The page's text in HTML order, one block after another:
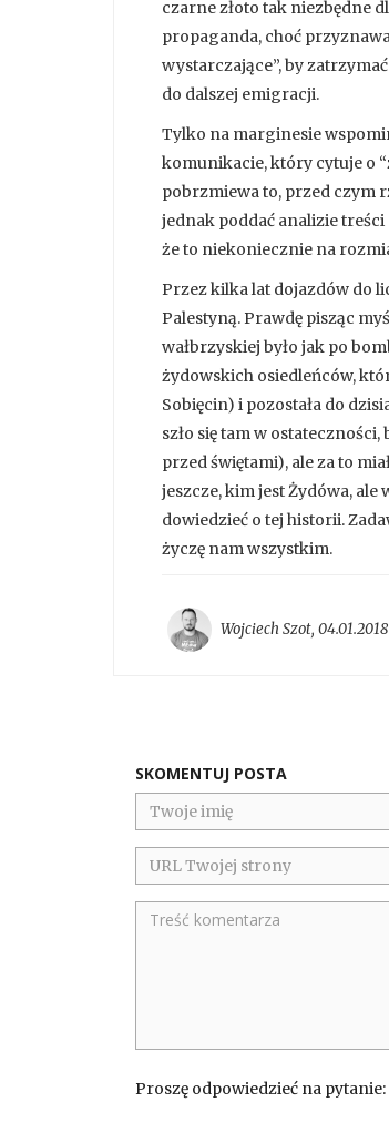
czarne złoto tak niezbędne
propaganda, choć
wystarczające”, by
do dalszej emigracji.
Tylko na marginesie
komunikacie, który cytuje o
pobrzmiewa to, przed czym
jednak poddać analizie
że to niekoniecznie na
Przez kilka lat dojazdów do
Palestyną. Prawdę pisząc
wałbrzyskiej było jak po
żydowskich osiedleńców,
Sobięcin) i pozostała do
szło się tam w
przed świętami), ale za to
jeszcze, kim jest Żydówa, ale
dowiedzieć o tej historii.
życzę nam wszystkim.
Wojciech Szot,
SKOMENTUJ POSTA
Proszę odpowiedzieć na